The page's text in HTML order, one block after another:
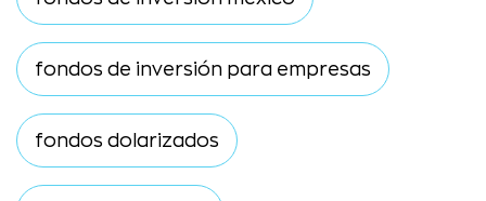
fondos de inversión para empresas
fondos dolarizados